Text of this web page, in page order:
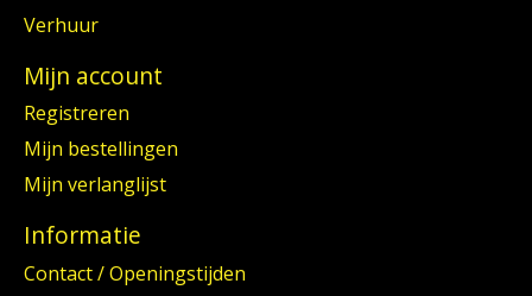
Verhuur
Mijn account
Registreren
Mijn bestellingen
Mijn verlanglijst
Informatie
Contact / Openingstijden